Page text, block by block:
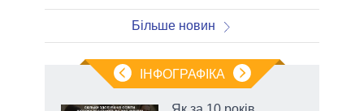
Більше новин
ІНФОГРАФІКА